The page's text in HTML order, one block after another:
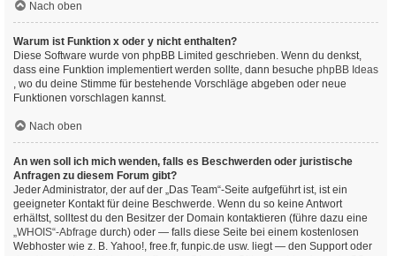
Nach oben
Warum ist Funktion x oder y nicht enthalten?
Diese Software wurde von phpBB Limited geschrieben. Wenn du denkst,
dass eine Funktion implementiert werden sollte, dann besuche phpBB Ideas
, wo du deine Stimme für bestehende Vorschläge abgeben oder neue
Funktionen vorschlagen kannst.
Nach oben
An wen soll ich mich wenden, falls es Beschwerden oder juristische
Anfragen zu diesem Forum gibt?
Jeder Administrator, der auf der „Das Team“-Seite aufgeführt ist, ist ein
geeigneter Kontakt für deine Beschwerde. Wenn du so keine Antwort
erhältst, solltest du den Besitzer der Domain kontaktieren (führe dazu eine
„WHOIS“-Abfrage durch) oder — falls diese Seite bei einem kostenlosen
Webhoster wie z. B. Yahoo!, free.fr, funpic.de usw. liegt — den Support oder